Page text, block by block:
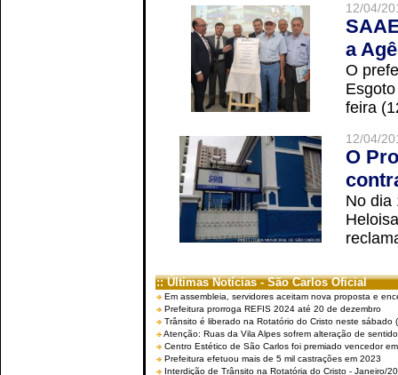
12/04/
a
O
feira
12/04/
O
No dia
:: Últimas Notícias - São Carlos Oficial
Em assembleia, servidores aceitam nova proposta e
Prefeitura prorroga REFIS 2024 até 20 de dezembro
Trânsito é liberado na Rotatório do Cristo neste sábado
Atenção: Ruas da Vila Alpes sofrem alteração de
Centro Estético de São Carlos foi premiado vencedor
Prefeitura efetuou mais de 5 mil castrações em 2023
Interdição de Trânsito na Rotatória do Cristo - Janeiro/